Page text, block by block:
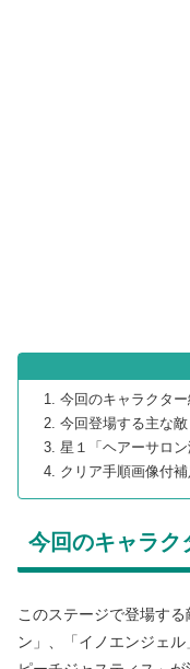
今回のキャラクタ
今回登場する主な敵
星１「ヘアーサロ
クリア手順画像付補
今回のキャラク
このステージで登場す
ン」、「イノエンジェ